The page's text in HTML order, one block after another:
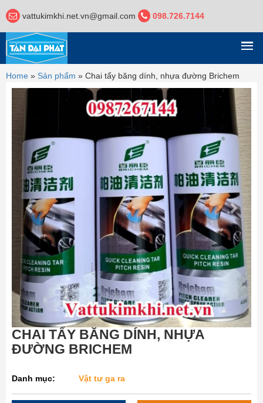
vattukimkhi.net.vn@gmail.com 098.726.7144
DANH MỤC
Home » Sản phẩm » Chai tẩy băng dính, nhựa đường Brichem
Next
CHAI TẨY BĂNG DÍNH, NHỰA
ĐƯỜNG BRICHEM
Danh mục: Vật tư ga ra